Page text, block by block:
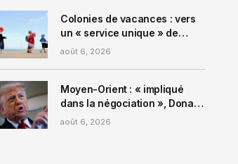
tout changer dans votre
relation de couple
Colonies de vacances : vers
un « service unique » de
vérification des antécédents
août 6, 2026
Moyen-Orient : « impliqué
dans la négociation », Donald
Trump assure que le détroit
août 6, 2026